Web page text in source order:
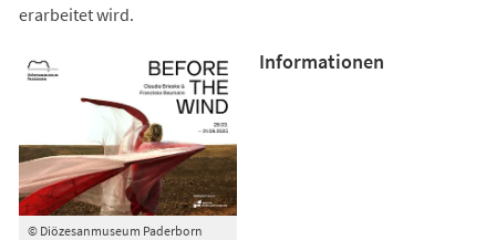
erarbeitet wird.
© Diözesanmuseum Paderborn
Informationen